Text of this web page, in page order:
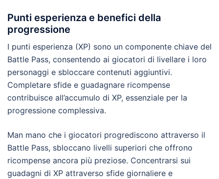
Punti esperienza e benefici della
progressione
I punti esperienza (XP) sono un componente chiave del
Battle Pass, consentendo ai giocatori di livellare i loro
personaggi e sbloccare contenuti aggiuntivi.
Completare sfide e guadagnare ricompense
contribuisce all’accumulo di XP, essenziale per la
progressione complessiva.
Man mano che i giocatori progrediscono attraverso il
Battle Pass, sbloccano livelli superiori che offrono
ricompense ancora più preziose. Concentrarsi sui
guadagni di XP attraverso sfide giornaliere e